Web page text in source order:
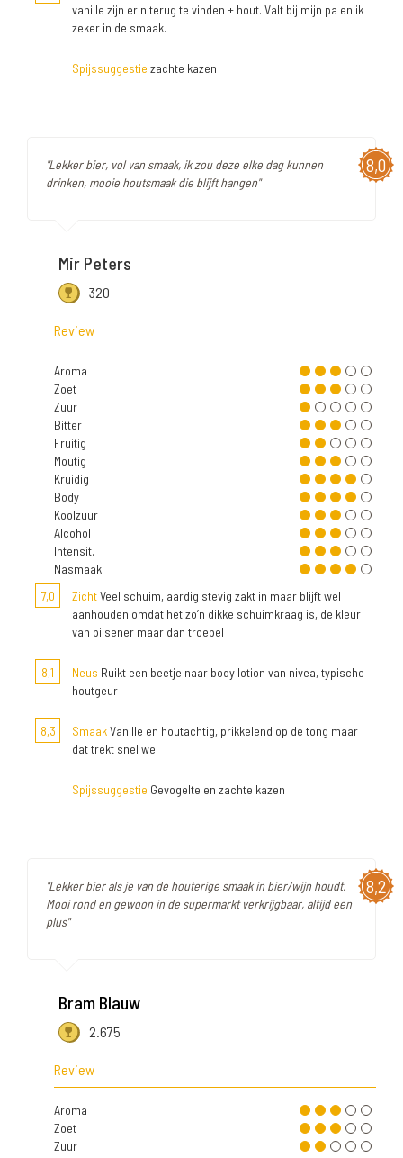
vanille zijn erin terug te vinden + hout. Valt bij mijn pa en ik
zeker in de smaak.
Spijssuggestie zachte kazen
8,0
"Lekker bier, vol van smaak, ik zou deze elke dag kunnen
drinken, mooie houtsmaak die blijft hangen"
Mir Peters
320
Review
Aroma
Zoet
Zuur
Bitter
Fruitig
Moutig
Kruidig
Body
Koolzuur
Alcohol
Intensit.
Nasmaak
7,0
ZichtVeel schuim, aardig stevig zakt in maar blijft wel
aanhouden omdat het zo’n dikke schuimkraag is, de kleur
van pilsener maar dan troebel
8,1 Neus Ruikt een beetje naar body lotion van nivea, typische
houtgeur
8,3 SmaakVanille en houtachtig, prikkelend op de tong maar
dat trekt snel wel
Spijssuggestie Gevogelte en zachte kazen
8,2
"Lekker bier als je van de houterige smaak in bier/wijn houdt.
Mooi rond en gewoon in de supermarkt verkrijgbaar, altijd een
plus"
Bram Blauw
2.675
Review
Aroma
Zoet
Zuur